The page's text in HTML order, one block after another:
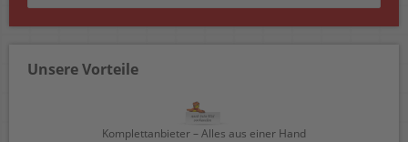
Unsere Vorteile
Komplettanbieter – Alles aus einer Hand